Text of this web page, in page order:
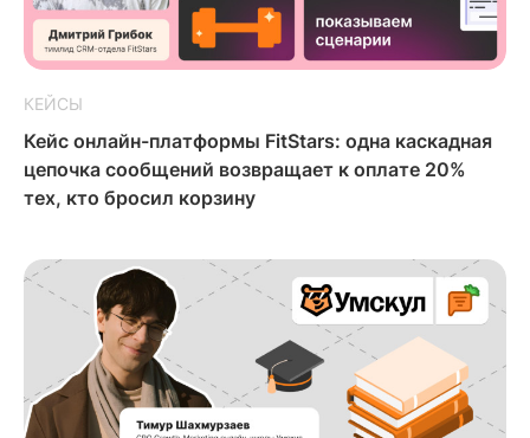
КЕЙСЫ
Кейс онлайн-платформы FitStars: одна каскадная
цепочка сообщений возвращает к оплате 20%
тех, кто бросил корзину